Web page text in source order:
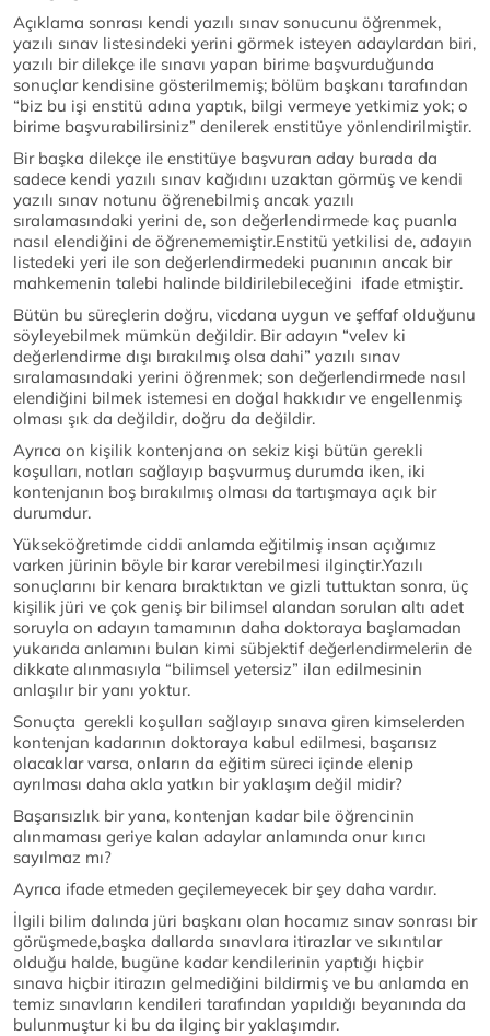
Açıklama sonrası kendi yazılı sınav sonucunu öğrenmek,
yazılı sınav listesindeki yerini görmek isteyen adaylardan biri,
yazılı bir dilekçe ile sınavı yapan birime başvurduğunda
sonuçlar kendisine gösterilmemiş; bölüm başkanı tarafından
“biz bu işi enstitü adına yaptık, bilgi vermeye yetkimiz yok; o
birime başvurabilirsiniz” denilerek enstitüye yönlendirilmiştir.
Bir başka dilekçe ile enstitüye başvuran aday burada da
sadece kendi yazılı sınav kağıdını uzaktan görmüş ve kendi
yazılı sınav notunu öğrenebilmiş ancak yazılı
sıralamasındaki yerini de, son değerlendirmede kaç puanla
nasıl elendiğini de öğrenememiştir.Enstitü yetkilisi de, adayın
listedeki yeri ile son değerlendirmedeki puanının ancak bir
mahkemenin talebi halinde bildirilebileceğini ifade etmiştir.
Bütün bu süreçlerin doğru, vicdana uygun ve şeffaf olduğunu
söyleyebilmek mümkün değildir. Bir adayın “velev ki
değerlendirme dışı bırakılmış olsa dahi” yazılı sınav
sıralamasındaki yerini öğrenmek; son değerlendirmede nasıl
elendiğini bilmek istemesi en doğal hakkıdır ve engellenmiş
olması şık da değildir, doğru da değildir.
Ayrıca on kişilik kontenjana on sekiz kişi bütün gerekli
koşulları, notları sağlayıp başvurmuş durumda iken, iki
kontenjanın boş bırakılmış olması da tartışmaya açık bir
durumdur.
Yükseköğretimde ciddi anlamda eğitilmiş insan açığımız
varken jürinin böyle bir karar verebilmesi ilginçtir.Yazılı
sonuçlarını bir kenara bıraktıktan ve gizli tuttuktan sonra, üç
kişilik jüri ve çok geniş bir bilimsel alandan sorulan altı adet
soruyla on adayın tamamının daha doktoraya başlamadan
yukarıda anlamını bulan kimi sübjektif değerlendirmelerin de
dikkate alınmasıyla “bilimsel yetersiz” ilan edilmesinin
anlaşılır bir yanı yoktur.
Sonuçta gerekli koşulları sağlayıp sınava giren kimselerden
kontenjan kadarının doktoraya kabul edilmesi, başarısız
olacaklar varsa, onların da eğitim süreci içinde elenip
ayrılması daha akla yatkın bir yaklaşım değil midir?
Başarısızlık bir yana, kontenjan kadar bile öğrencinin
alınmaması geriye kalan adaylar anlamında onur kırıcı
sayılmaz mı?
Ayrıca ifade etmeden geçilemeyecek bir şey daha vardır.
İlgili bilim dalında jüri başkanı olan hocamız sınav sonrası bir
görüşmede,başka dallarda sınavlara itirazlar ve sıkıntılar
olduğu halde, bugüne kadar kendilerinin yaptığı hiçbir
sınava hiçbir itirazın gelmediğini bildirmiş ve bu anlamda en
temiz sınavların kendileri tarafından yapıldığı beyanında da
bulunmuştur ki bu da ilginç bir yaklaşımdır.